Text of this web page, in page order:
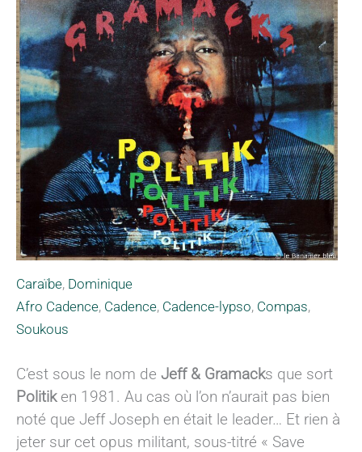
Caraïbe, Dominique
Afro Cadence, Cadence, Cadence-lypso, Compas,
Soukous
C’est sous le nom de Jeff & Gramacks que sort
Politiken 1981. Au cas où l’on n’aurait pas bien
noté que Jeff Joseph en était le leader… Et rien à
jeter sur cet opus militant, sous-titré « Save